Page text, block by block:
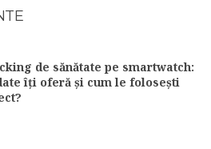
de sănătate pe smartwatch:
îți oferă și cum le folosești